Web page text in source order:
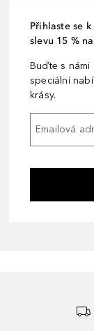
Přihlaste se
slevu 15 %
Buďte s námi
speciální
krásy.
Emailová